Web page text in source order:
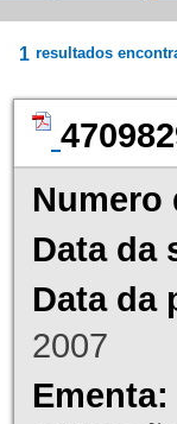
1 resultados
Numero
Data da
Data da
2007
Ementa: